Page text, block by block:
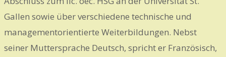
Gallen sowie über verschiedene technische und
managementorientierte Weiterbildungen. Nebst
seiner Muttersprache Deutsch, spricht er Französisch,